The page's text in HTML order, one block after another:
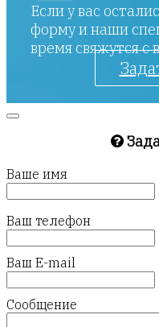
Если у вас
форму и наши
время свяжутся с
Ваше имя
Ваш телефон
Ваш E-mail
Сообщение